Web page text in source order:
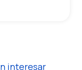
interesar